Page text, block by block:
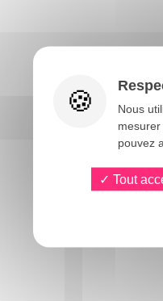
Nous
pouvez
Tout